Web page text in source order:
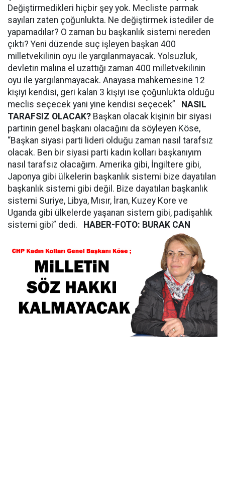
Değiştirmedikleri hiçbir şey yok. Mecliste parmak
sayıları zaten çoğunlukta. Ne değiştirmek istediler de
yapamadılar? O zaman bu başkanlık sistemi nereden
çıktı? Yeni düzende suç işleyen başkan 400
milletvekilinin oyu ile yargılanmayacak. Yolsuzluk,
devletin malına el uzattığı zaman 400 milletvekilinin
oyu ile yargılanmayacak. Anayasa mahkemesine 12
kişiyi kendisi, geri kalan 3 kişiyi ise çoğunlukta olduğu
meclis seçecek yani yine kendisi seçecek”
NASIL
TARAFSIZ OLACAK? Başkan olacak kişinin bir siyasi
partinin genel başkanı olacağını da söyleyen Köse,
“Başkan siyasi parti lideri olduğu zaman nasıl tarafsız
olacak. Ben bir siyasi parti kadın kolları başkanıyım
nasıl tarafsız olacağım. Amerika gibi, İngiltere gibi,
Japonya gibi ülkelerin başkanlık sistemi bize dayatılan
başkanlık sistemi gibi değil. Bize dayatılan başkanlık
sistemi Suriye, Libya, Mısır, İran, Kuzey Kore ve
Uganda gibi ülkelerde yaşanan sistem gibi, padişahlık
sistemi gibi” dedi.
HABER-FOTO: BURAK CAN